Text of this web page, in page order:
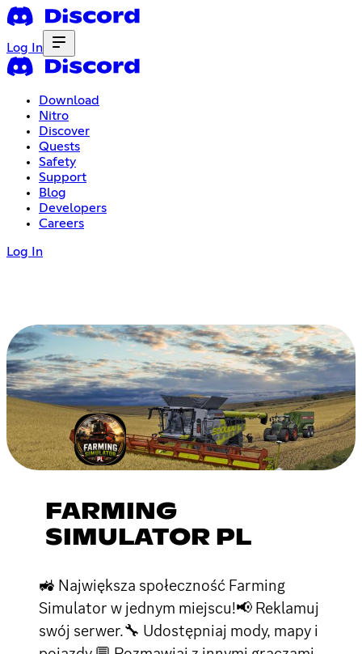
Log In
Download
Nitro
Discover
Quests
Safety
Support
Blog
Developers
Careers
Log In
FARMING
SIMULATOR PL
🚜 Największa społeczność Farming
Simulator w jednym miejscu!📢 Reklamuj
swój serwer.🔧 Udostępniaj mody, mapy i